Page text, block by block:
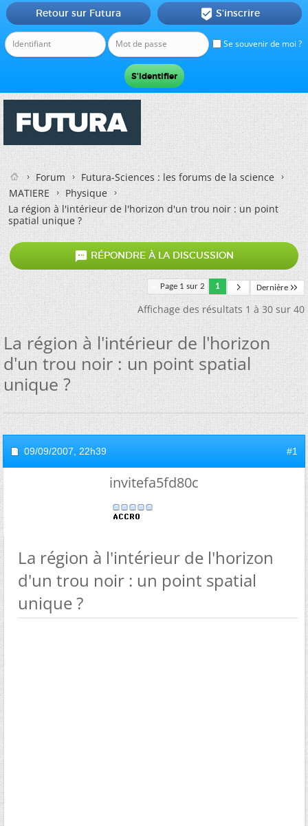
Se souvenir de moi ?
Retour sur Futura  S'inscrire
Forum
Futura-Sciences : les forums de la science
MATIERE
Physique
La région à l'intérieur de l'horizon d'un trou noir : un point
spatial unique ?
 RÉPONDRE À LA DISCUSSION
Page 1 sur 2 1 Dernière
Affichage des résultats 1 à 30 sur 40
La région à l'intérieur de l'horizon
d'un trou noir : un point spatial
unique ?
09/09/2007, 22h39 #1
invitefa5fd80c
La région à l'intérieur de l'horizon
d'un trou noir : un point spatial
unique ?